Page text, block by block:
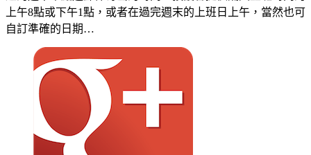
上午8點或下午1點，或者在過完週末的上班日上午，當然也可
自訂準確的日期…